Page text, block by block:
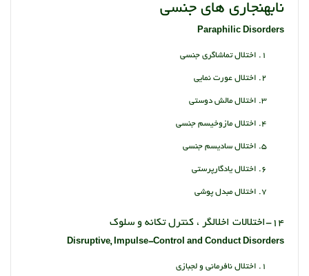
نابهنجاری های جنسی
Paraphilic Disorders
اختلال تماشاگری جنسی
اختلال عورت نمایی
اختلال مالش دوستی
اختلال مازوخیسم جنسی
اختلال سادیسم جنسی
اختلال یادگارپرستی
اختلال مبدل پوشی
14-اختلالات اخلالگر ، کنترل تکانه و سلوک
Disruptive, Impulse-Control and Conduct Disorders
اختلال نافرمانی و لجبازی